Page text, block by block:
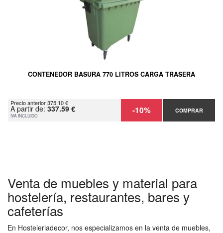
CONTENEDOR BASURA 770 LITROS CARGA TRASERA
Precio anterior 375.10 €
A partir de: 337.59 €
IVA INCLUIDO -10% COMPRAR
Venta de muebles y material para
hostelería, restaurantes, bares y
cafeterías
En Hosteleriadecor, nos especializamos en la venta de muebles,